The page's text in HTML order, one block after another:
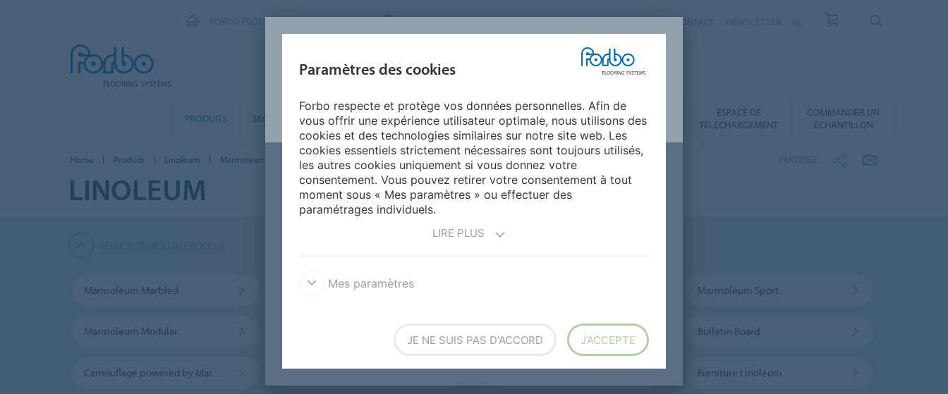
FORBO FLOORING SYSTEMS BELGIUM
PRODUITS SEGMENTS
INSPIRATION &
RÉFÉRENCES
DURABILITÉ
INSTALLATION &
ENTRETIEN
AIDE AU CHOIX
ESPACE DE
TÉLÉCHARGEMENT
COMMANDER UN
ÉCHANTILLON
Home Produits Linoleum Marmoleum FR
LINOLEUM
Marmoleum Marbled Marmoleum Solid Marmoleum Sport
Marmoleum Modular Marmoleum Ohmex Bulletin Board
Camouflage powered by Marmoleum Designing with Marmoleum Marmoleum R10 Furniture Linoléum
Paramètres des cookies
Forbo respecte et protège vos données personnelles. Afin de
vous offrir une expérience utilisateur optimale, nous utilisons des
cookies et des technologies similaires sur notre site web. Les
cookies essentiels strictement nécessaires sont toujours utilisés,
les autres cookies uniquement si vous donnez votre
consentement. Vous pouvez retirer votre consentement à tout
moment sous « Mes paramètres » ou effectuer des
paramétrages individuels.
LIRE PLUS
Mes paramètres
JE NE SUIS PAS D'ACCORD J’ACCEPTE